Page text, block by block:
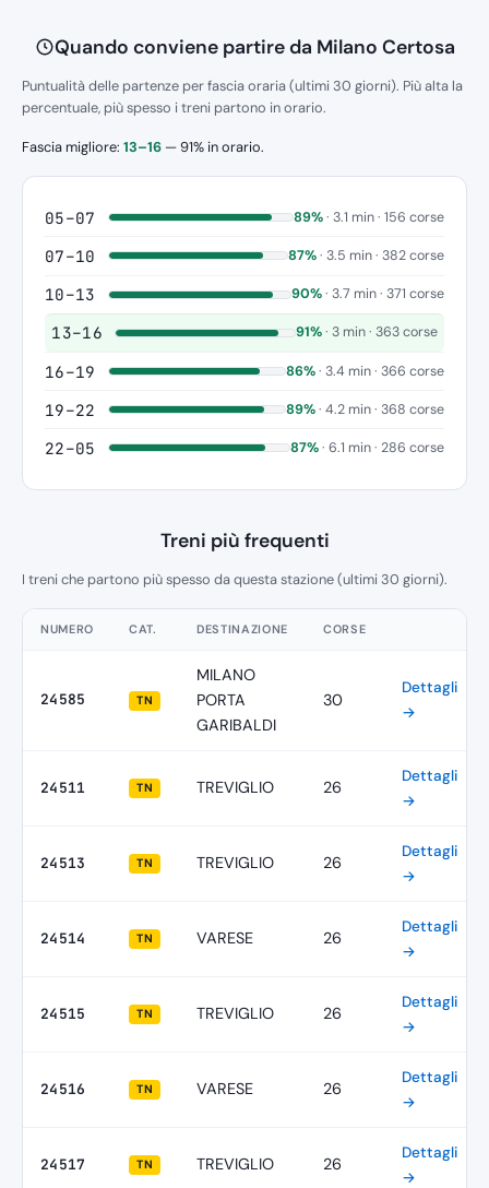
Quando conviene partire da Milano Certosa
Puntualità delle partenze per fascia oraria (ultimi 30 giorni). Più alta la
percentuale, più spesso i treni partono in orario.
Fascia migliore: 13–16 — 91% in orario.
05–07 89%· 3.1 min · 156 corse
07–10 87%· 3.5 min · 382 corse
10–13 90%· 3.7 min · 371 corse
13–16 91% · 3 min · 363 corse
16–19 86%· 3.4 min · 366 corse
19–22 89%· 4.2 min · 368 corse
22–05 87%· 6.1 min · 286 corse
Treni più frequenti
I treni che partono più spesso da questa stazione (ultimi 30 giorni).
NUMERO CAT. DESTINAZIONE CORSE
24585 TN
MILANO
PORTA
GARIBALDI
30
Dettagli
→
24511 TN TREVIGLIO 26
Dettagli
→
24513 TN TREVIGLIO 26
Dettagli
→
24514 TN VARESE 26
Dettagli
→
24515 TN TREVIGLIO 26
Dettagli
→
24516 TN VARESE 26
Dettagli
→
24517 TN TREVIGLIO 26
Dettagli
→